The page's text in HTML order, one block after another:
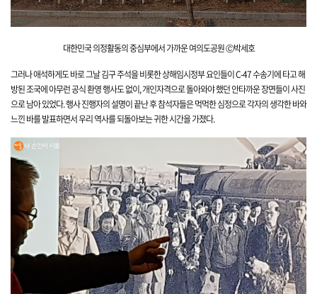
대한민국 의정활동의중심부에서 가까운 여의도공원Ⓒ박세호
그러나 애석하게도 바로 그날 김구 주석을 비롯한 상해임시정부 요인들이 C-47 수송기에 타고 해
방된 조국에 아무런 공식 환영 행사도 없이, 개인자격으로 돌아와야 했던 안타까운 장면들이 사진
으로 남아있었다. 행사진행자의설명이 끝난 후 참석자들은 먹먹한 심정으로 각자의 생각한 바와
느낀 바를 발표하면서 우리 역사를 되돌아보는 귀한 시간을 가졌다.